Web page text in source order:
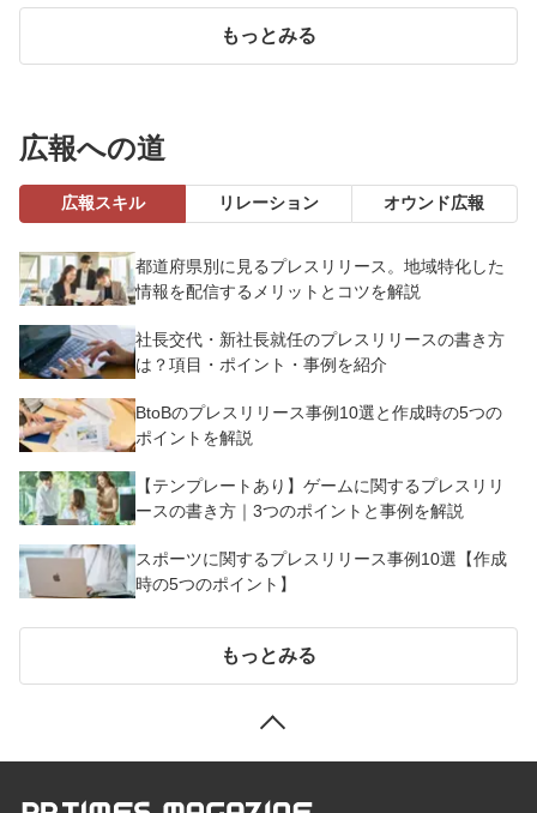
もっとみる
広報への道
広報スキル リレーション オウンド広報
都道府県別に見るプレスリリース。地域特化した
情報を配信するメリットとコツを解説
社長交代・新社長就任のプレスリリースの書き方
は？項目・ポイント・事例を紹介
BtoBのプレスリリース事例10選と作成時の5つの
ポイントを解説
【テンプレートあり】ゲームに関するプレスリリ
ースの書き方｜3つのポイントと事例を解説
スポーツに関するプレスリリース事例10選【作成
時の5つのポイント】
もっとみる